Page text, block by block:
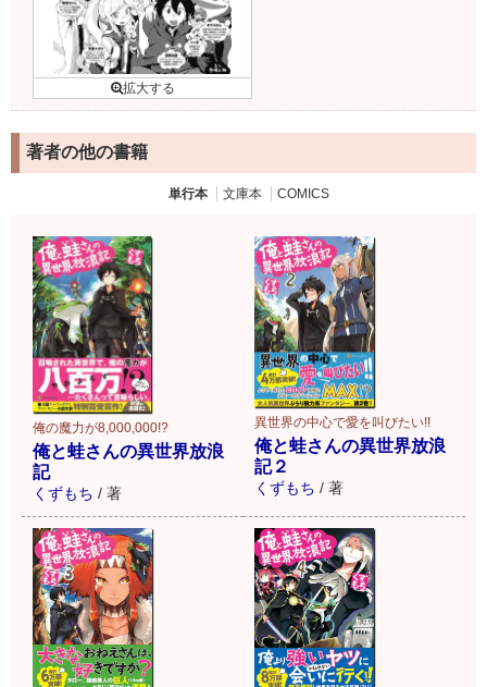
著者の他の書籍
単行本 文庫本 COMICS
俺の魔力が8,000,000!?
俺と蛙さんの異世界放浪
記
くずもち / 著
異世界の中心で愛を叫びたい!!
俺と蛙さんの異世界放浪
記２
くずもち / 著